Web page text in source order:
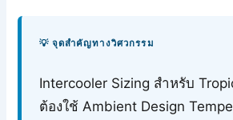
💡 จุดสำคัญทางวิศวกรรม
Intercooler Sizing สำหรับ
ต้องใช้ Ambient Design